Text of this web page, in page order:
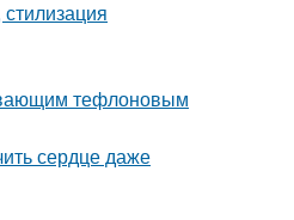
тефлоновым
сердце даже